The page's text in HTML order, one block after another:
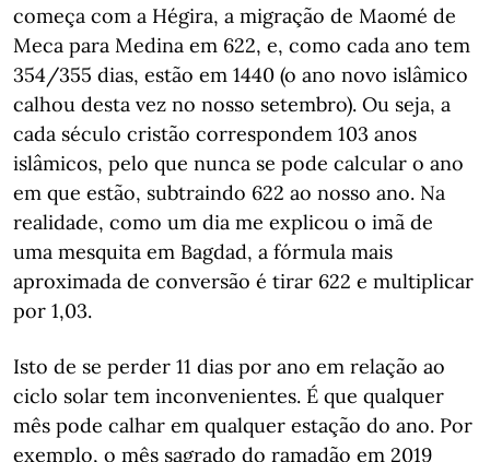
começa com a Hégira, a migração de Maomé de
Meca para Medina em 622, e, como cada ano tem
354/355 dias, estão em 1440 (o ano novo islâmico
calhou desta vez no nosso setembro). Ou seja, a
cada século cristão correspondem 103 anos
islâmicos, pelo que nunca se pode calcular o ano
em que estão, subtraindo 622 ao nosso ano. Na
realidade, como um dia me explicou o imã de
uma mesquita em Bagdad, a fórmula mais
aproximada de conversão é tirar 622 e multiplicar
por 1,03.
Isto de se perder 11 dias por ano em relação ao
ciclo solar tem inconvenientes. É que qualquer
mês pode calhar em qualquer estação do ano. Por
exemplo, o mês sagrado do ramadão em 2019